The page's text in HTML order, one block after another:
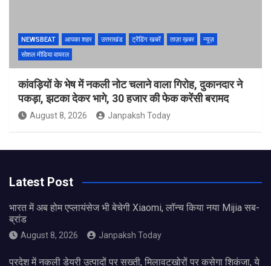
NEWSBEAT आपका शहर उत्तराखंड ट्रेंडिंग खबरें ताज़ा ख़बर
न्यूज़
सोशल मीडिया वायरल
कांवड़ियों के भेष में नकली नोट चलाने वाला गिरोह, दुकानदार ने
पकड़ा, झटका देकर भागे, 30 हजार की फेक करेंसी बरामद
August 8, 2026 Janpaksh Today
Latest Post
भारत में अब होम एप्लायंसेज भी बेचेगी Xiaomi, लॉन्च किया नया Mijia सब-
ब्रांड
August 8, 2026 Janpaksh Today
प्रदेश में नकली डेयरी उत्पादों पर सख्ती, मिलावटखोरों पर कसेगा शिकंजा, ये